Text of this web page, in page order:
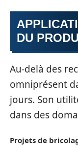
DU
Au-delà des
omniprésent
jours. Son
dans des
Projets de